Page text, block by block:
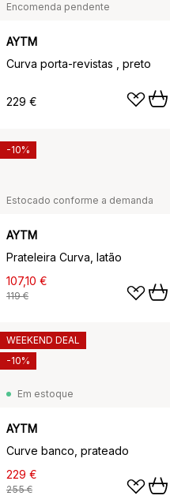
Encomenda pendente
AYTM
Curva porta-revistas , preto
229 €
Estocado conforme a demanda
AYTM
Prateleira Curva, latão
107,10 €
119 €
-10%
Em estoque
AYTM
Curve banco, prateado
229 €
255 €
WEEKEND DEAL
-10%